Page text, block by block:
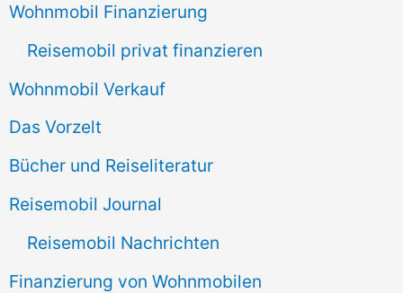
Wohnmobil Finanzierung
Reisemobil privat finanzieren
Wohnmobil Verkauf
Das Vorzelt
Bücher und Reiseliteratur
Reisemobil Journal
Reisemobil Nachrichten
Finanzierung von Wohnmobilen